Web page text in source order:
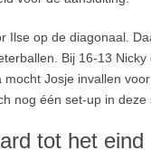
Ilse op de diagonaal.
Bij 16-13
Josje invallen
nog één set-up in
tot het eind